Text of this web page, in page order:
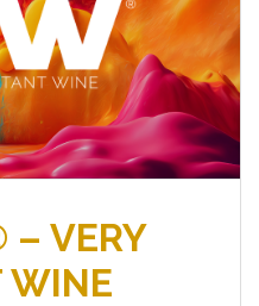
– VERY
WINE